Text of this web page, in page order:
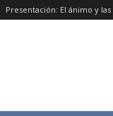
Presentación: El ánimo y